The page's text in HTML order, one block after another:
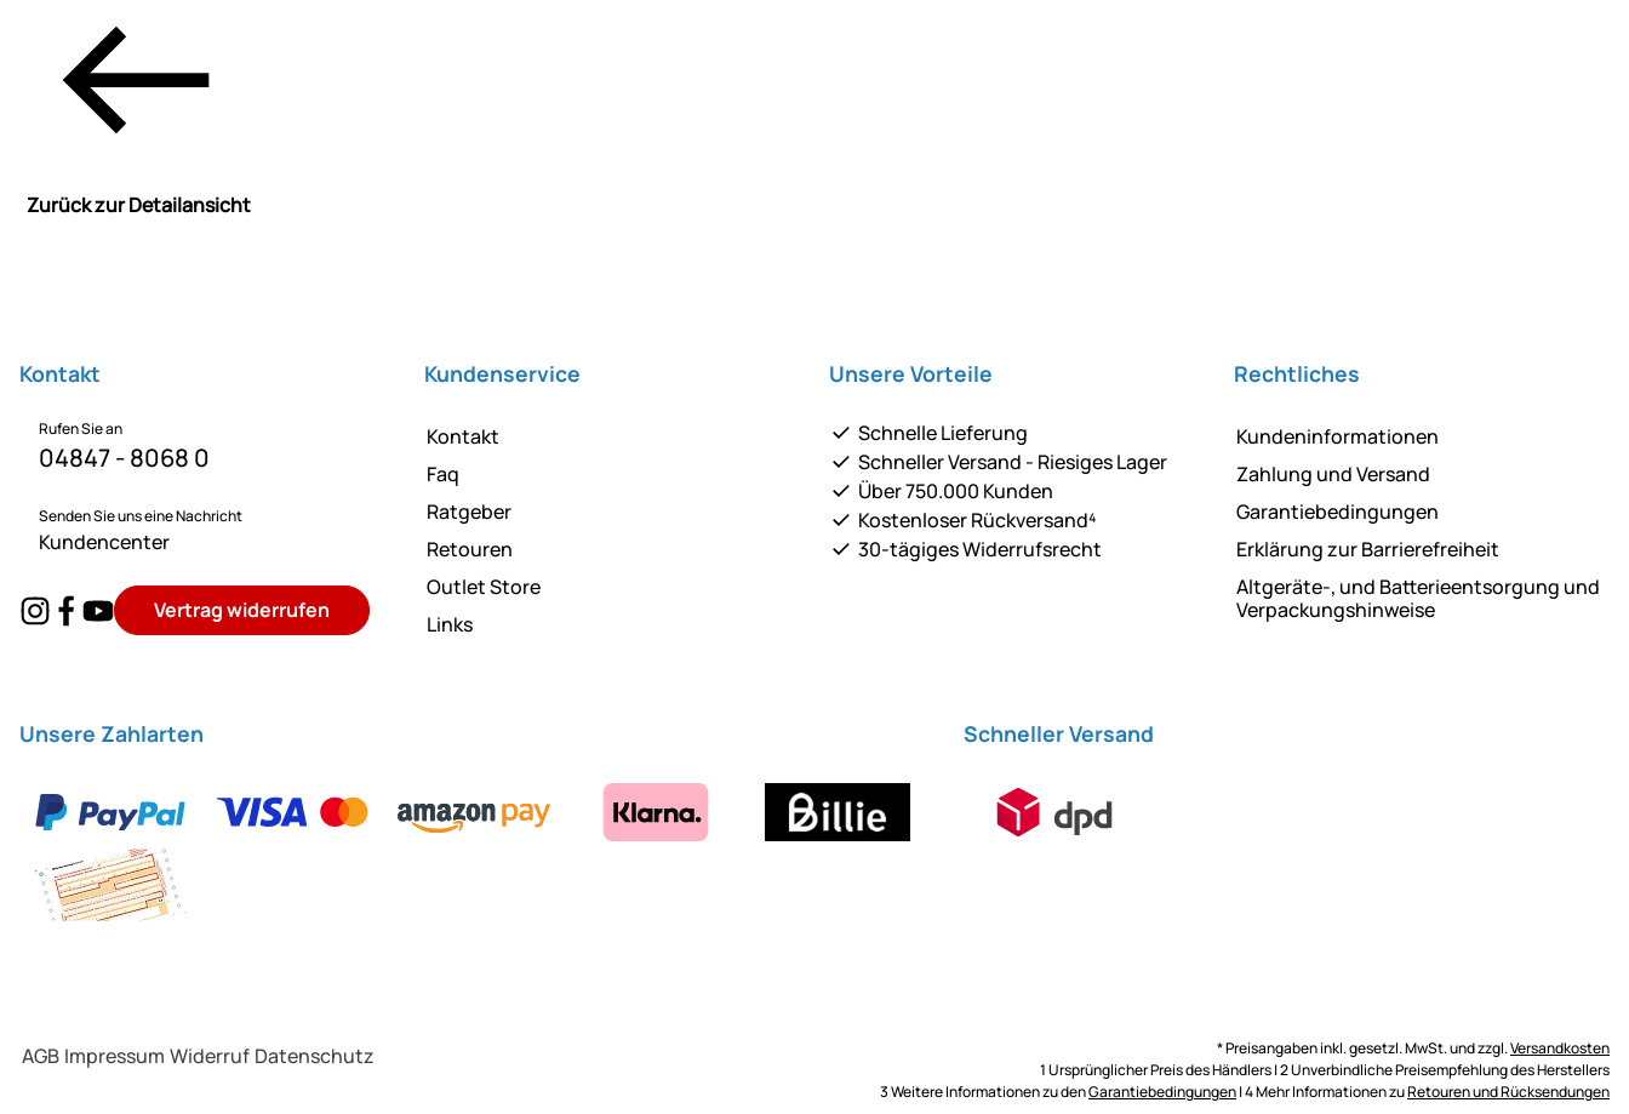
Zurück zur Detailansicht
Kontakt
Rufen Sie an
04847 - 8068 0
Senden Sie uns eine Nachricht
Kundencenter
Vertrag widerrufen
Kundenservice
Kontakt
Faq
Ratgeber
Retouren
Outlet Store
Links
Unsere Vorteile
Schnelle Lieferung
Schneller Versand - Riesiges Lager
Über 750.000 Kunden
Kostenloser Rückversand⁴
30-tägiges Widerrufsrecht
Rechtliches
Kundeninformationen
Zahlung und Versand
Garantiebedingungen
Erklärung zur Barrierefreiheit
Altgeräte-, und Batterieentsorgung und
Verpackungshinweise
Unsere Zahlarten Schneller Versand
AGB Impressum Widerruf Datenschutz * Preisangaben inkl. gesetzl. MwSt. und zzgl.Versandkosten
1 Ursprünglicher Preis des Händlers | 2 Unverbindliche Preisempfehlung des Herstellers
3 Weitere Informationen zu denGarantiebedingungen| 4 Mehr Informationen zuRetouren und Rücksendungen